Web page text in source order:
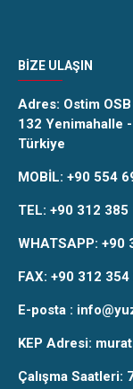
BIZE ULAŞIN
Adres: Ostim
132 Yenimahalle
Türkiye
MOBİL: +90 554
TEL: +90 312 385
WHATSAPP: +90
FAX: +90 312 354
E-posta :
KEP Adresi:
Çalışma Saatleri: